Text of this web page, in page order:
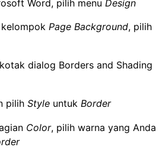
Word, pilih menu Design
Page Background, pilih
dialog Borders and Shading
pilih Styleuntuk Border
Color, pilih warna yang Anda